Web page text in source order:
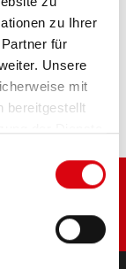
zu Ihrer
für
Unsere
mit
bereitgestellt